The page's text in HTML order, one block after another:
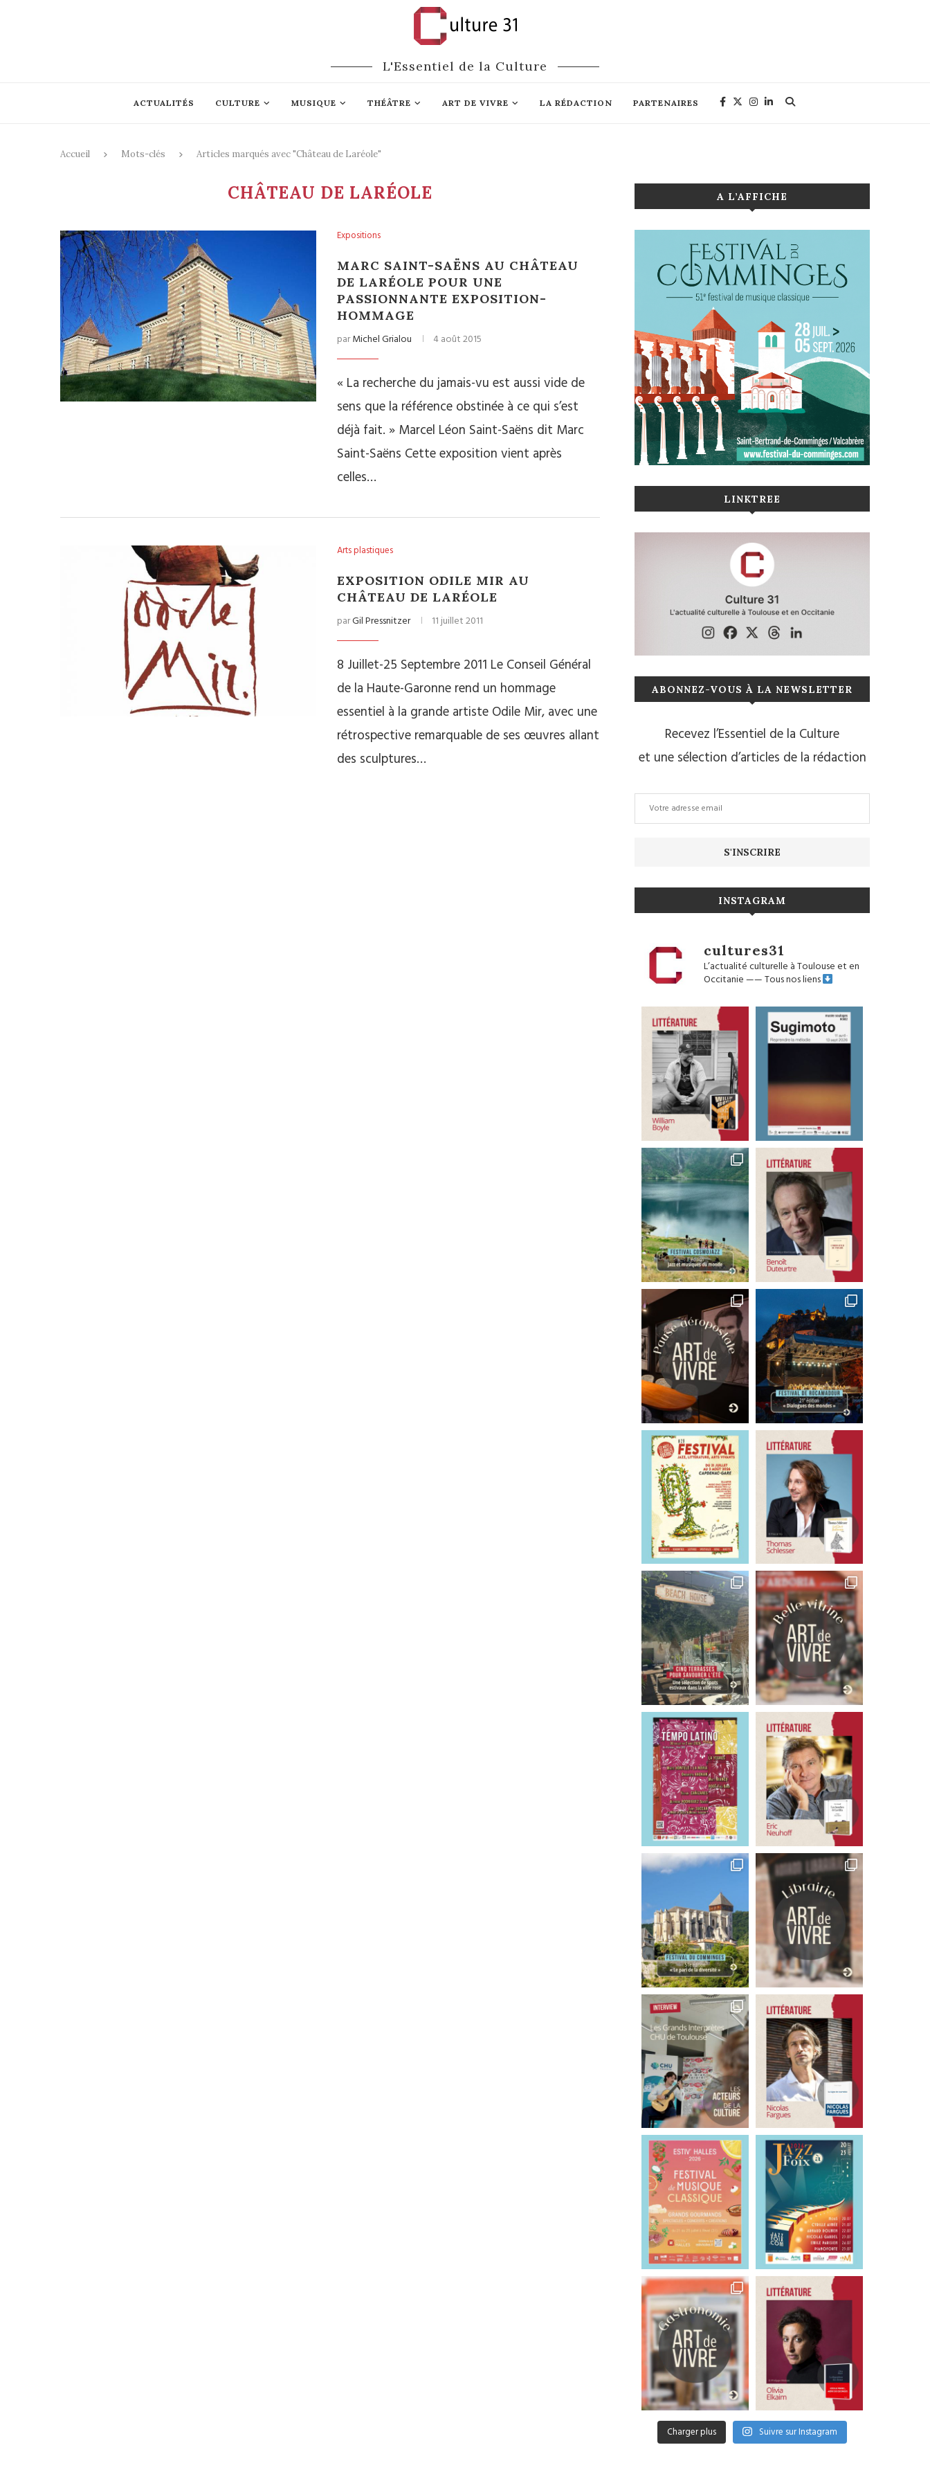
L'Essentiel de la Culture
ACTUALITÉS CULTURE MUSIQUE THÉÂTRE ART DE VIVRE LA RÉDACTION PARTENAIRES
Accueil Mots-clés Articles marqués avec "Château de Laréole"
CHÂTEAU DE LARÉOLE
Expositions
MARC SAINT-SAËNS AU CHÂTEAU
DE LARÉOLE POUR UNE
PASSIONNANTE EXPOSITION-
HOMMAGE
parMichel Grialou 4 août 2015
« La recherche du jamais-vu est aussi vide de
sens que la référence obstinée à ce qui s’est
déjà fait. » Marcel Léon Saint-Saëns dit Marc
Saint-Saëns Cette exposition vient après
celles…
Arts plastiques
EXPOSITION ODILE MIR AU
CHÂTEAU DE LARÉOLE
parGil Pressnitzer 11 juillet 2011
8 Juillet-25 Septembre 2011 Le Conseil Général
de la Haute-Garonne rend un hommage
essentiel à la grande artiste Odile Mir, avec une
rétrospective remarquable de ses œuvres allant
des sculptures…
A L’AFFICHE
LINKTREE
ABONNEZ-VOUS À LA NEWSLETTER
Recevez l’Essentiel de la Culture
et une sélection d’articles de la rédaction
INSTAGRAM
cultures31
L’actualité culturelle à Toulouse et en
Occitanie——Tous nos liens
Charger plus Suivre sur Instagram